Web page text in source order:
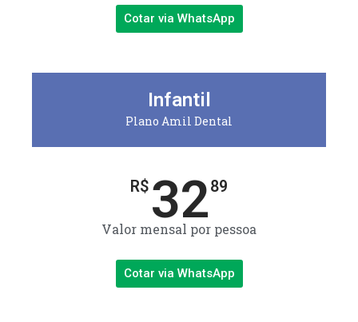
Cotar via WhatsApp
Infantil
Plano Amil Dental
R$ 3289
Valor mensal por pessoa
Cotar via WhatsApp